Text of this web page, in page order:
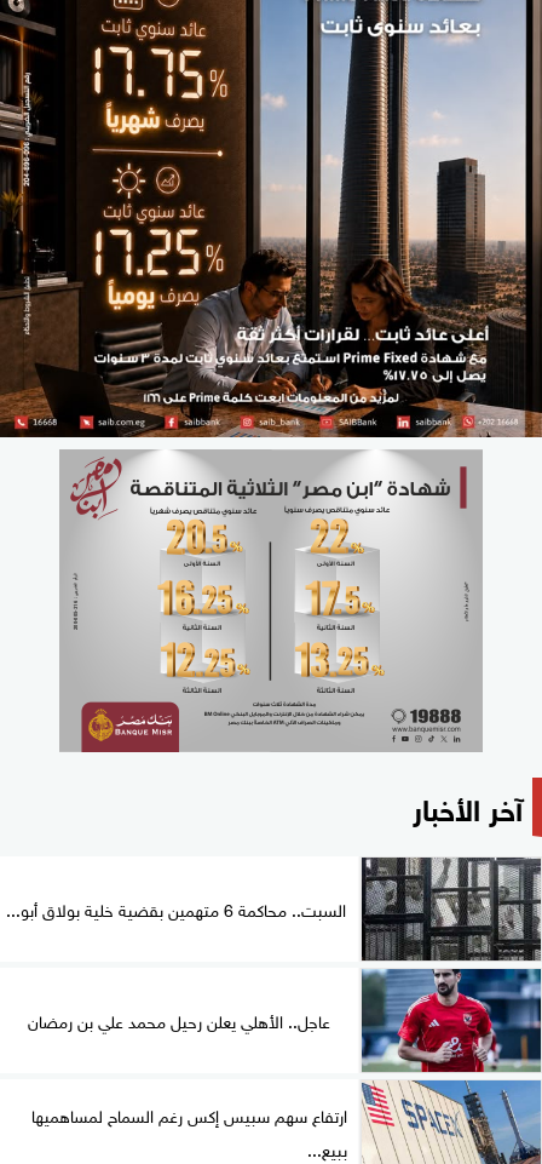
آخر الأخبار
السبت.. محاكمة 6 متهمين بقضية خلية بولاق أبو...
عاجل.. الأهلي يعلن رحيل محمد علي بن رمضان
ارتفاع سهم سبيس إكس رغم السماح لمساهميها
ببيع...